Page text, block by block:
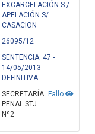
EXCARCELACIÓN S /
APELACIÓN S/
CASACION
26095/12
SENTENCIA: 47 -
14/05/2013 -
DEFINITIVA
Fallo
SECRETARÍA
PENAL STJ
Nº2